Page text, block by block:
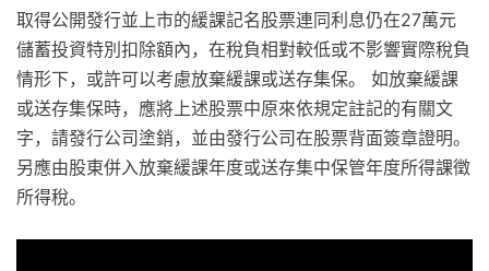
取得公開發行並上市的緩課記名股票連同利息仍在27萬元
儲蓄投資特別扣除額內，在稅負相對較低或不影響實際稅負
情形下，或許可以考慮放棄緩課或送存集保。 如放棄緩課
或送存集保時，應將上述股票中原來依規定註記的有關文
字，請發行公司塗銷，並由發行公司在股票背面簽章證明。
另應由股東併入放棄緩課年度或送存集中保管年度所得課徵
所得稅。